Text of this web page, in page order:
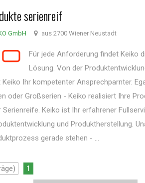
serienreif
GmbH aus 2700 Wiener Neustadt
Für jede Anforderung findet Keiko
Lösung. Von der
Ihr kompetenter Ansprechparnter.
oder Großserien - Keiko realisiert Ihre
Keiko ist Ihr erfahrener
und Produktherstellung.
gerade stehen - ...
1